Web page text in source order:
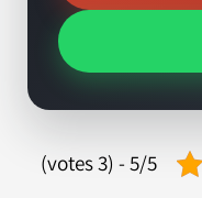
5/5 - (3 votes)